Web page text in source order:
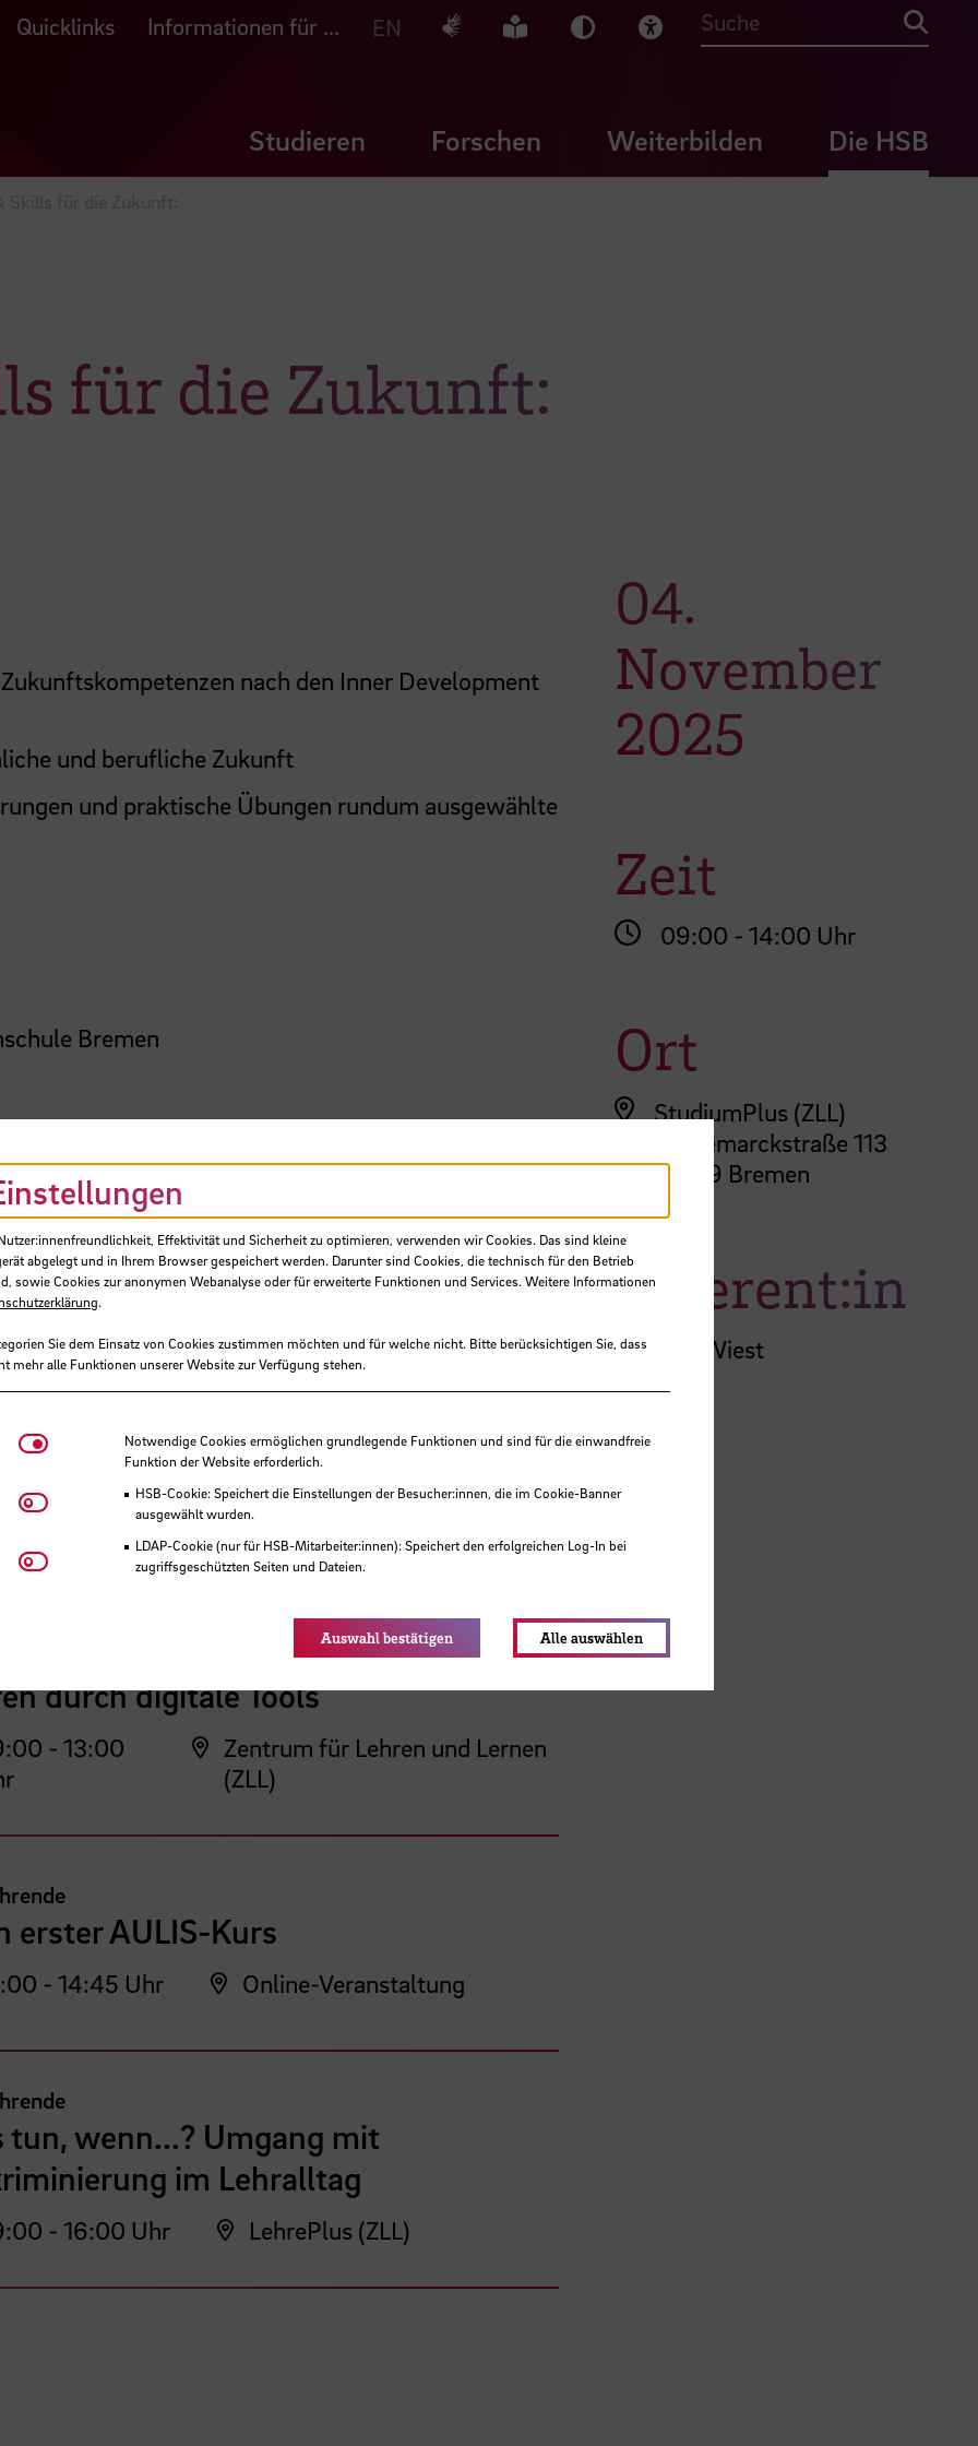
Quicklinks Informationen für ... EN Deutsche Gebärdensprache
Leichte Sprache
Dunkel-Modus
Visuelle Hilfe
Suche
Studieren Forschen Weiterbilden Die HSB
für die Zukunft:
nach den Inner Development
und berufliche Zukunft
und praktische Übungen rundum ausgewählte
Bremen
04.
November
2025
Zeit
09:00 - 14:00 Uhr
Ort
StudiumPlus (ZLL)
Langemarckstraße 113
28199 Bremen
Referent:in
Eugenia Wiest
HSB
mit KI. Zeit
durch digitale Tools
- 13:00
Zentrum für Lehren und Lernen
(ZLL)
erster AULIS-Kurs
- 14:45 Uhr Online-Veranstaltung
tun, wenn...? Umgang mit
im Lehralltag
- 16:00 Uhr LehrePlus (ZLL)
Effektivität und Sicherheit zu optimieren, verwenden wir Cookies. Das sind kleine
abgelegt und in Ihrem Browser gespeichert werden. Darunter sind Cookies, die technisch für den Betrieb
sowie Cookies zur anonymen Webanalyse oder für erweiterte Funktionen und Services. Weitere Informationen
.
Sie dem Einsatz von Cookies zustimmen möchten und für welche nicht. Bitte berücksichtigen Sie, dass
mehr alle Funktionen unserer Website zur Verfügung stehen.
Notwendige CookiesNotwendige Cookies ermöglichen grundlegende Funktionen und sind für die einwandfreie
Funktion der Website erforderlich.
HSB-Cookie: Speichert die Einstellungen der Besucher:innen, die im Cookie-Banner
ausgewählt wurden.
LDAP-Cookie (nur für HSB-Mitarbeiter:innen): Speichert den erfolgreichen Log-In bei
zugriffsgeschützten Seiten und Dateien.
Matomo
Youtube
Auswahl bestätigen Alle auswählen